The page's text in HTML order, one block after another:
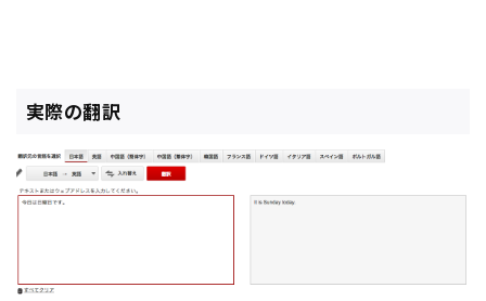
実際の翻訳